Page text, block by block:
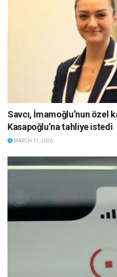
Savcı, İmamoğlu’nun özel
Kasapoğlu’na tahliye istedi
MARCH 31, 2026